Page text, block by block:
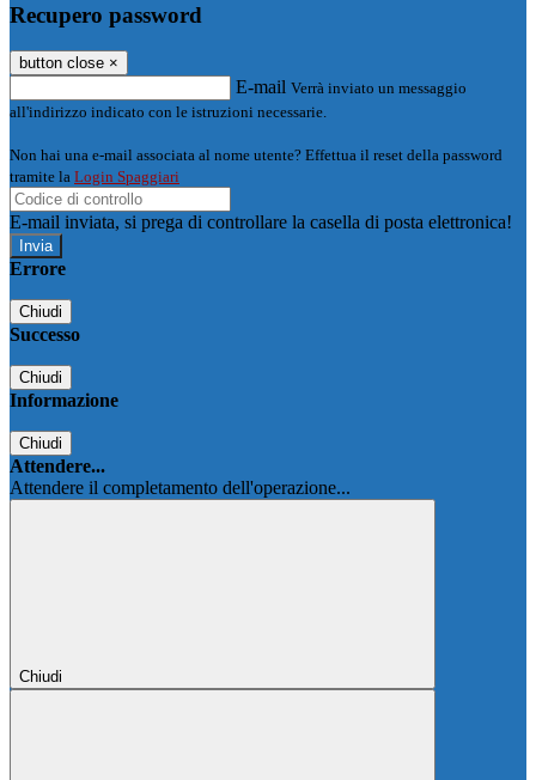
Recupero password
button close ×
E-mail Verrà inviato un messaggio
all'indirizzo indicato con le istruzioni necessarie.
Non hai una e-mail associata al nome utente? Effettua il reset della password
tramite la Login Spaggiari
E-mail inviata, si prega di controllare la casella di posta elettronica!
Errore
Chiudi
Successo
Chiudi
Informazione
Chiudi
Attendere...
Attendere il completamento dell'operazione...
Chiudi